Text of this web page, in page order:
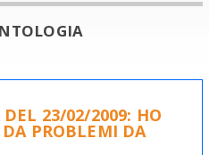
23/02/2009: HO
PROBLEMI DA